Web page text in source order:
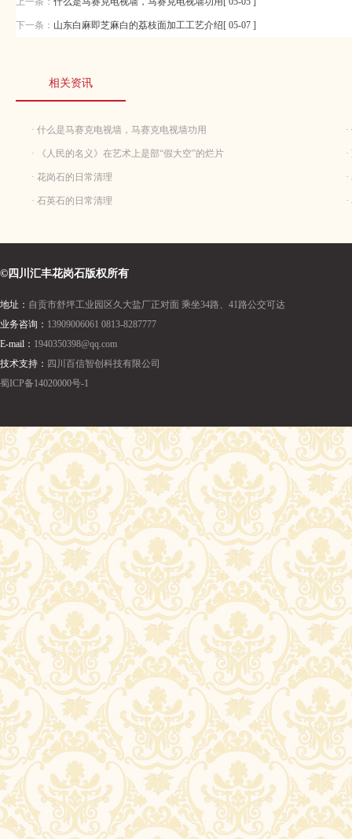
下一条： 山东白麻即芝麻白的荔枝面加工工艺介绍[ 05-07 ]
相关资讯
· 什么是马赛克电视墙，马赛克电视墙功用
· 《人民的名义》在艺术上是部“假大空”的烂片
· 花岗石的日常清理
· 石英石的日常清理
©四川汇丰花岗石版权所有
地址： 自贡市舒坪工业园区久大盐厂正对面 乘坐34路、41路公交可达
业务咨询： 13909006061 0813-8287777
E-mail： 1940350398@qq.com
技术支持： 四川百信智创科技有限公司
蜀ICP备14020000号-1